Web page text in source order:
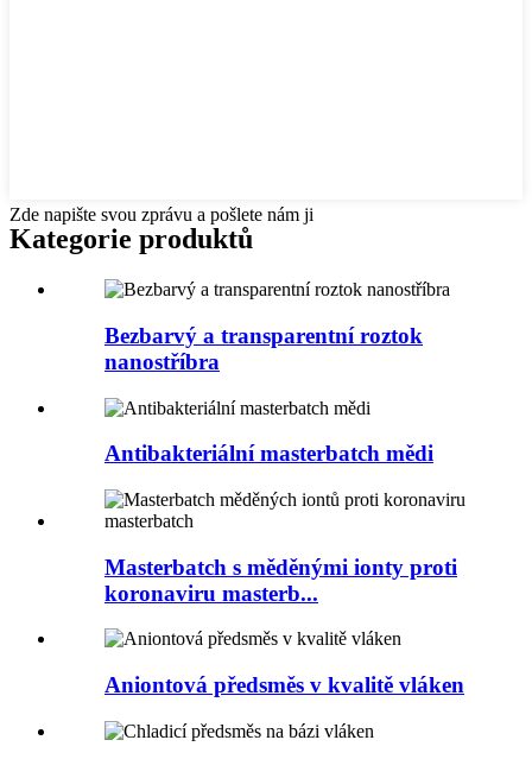
Zde napište svou zprávu a pošlete nám ji
Kategorie produktů
Bezbarvý a transparentní roztok
nanostříbra
Antibakteriální masterbatch mědi
Masterbatch s měděnými ionty proti
koronaviru masterb...
Aniontová předsměs v kvalitě vláken